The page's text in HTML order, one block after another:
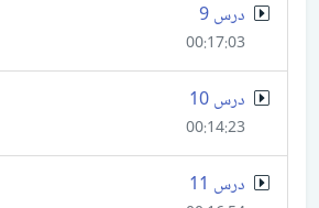
درس 9
00:17:03
درس 10
00:14:23
درس 11